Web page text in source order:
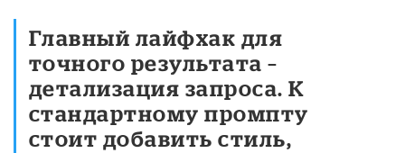
Главный лайфхак для
точного результата –
детализация запроса. К
стандартному промпту
стоит добавить стиль,